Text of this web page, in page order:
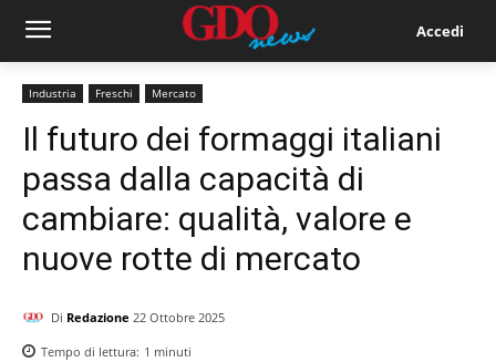
Accedi
Industria Freschi Mercato
Il futuro dei formaggi italiani
passa dalla capacità di
cambiare: qualità, valore e
nuove rotte di mercato
Di Redazione 22 Ottobre 2025
Tempo di lettura: 1 minuti